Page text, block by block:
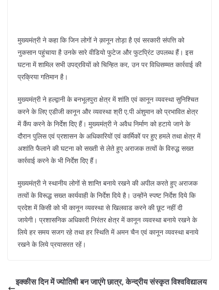
मुख्यमंत्री ने कहा कि जिन लोगों ने क़ानून तोड़ा है एवं सरकारी संपत्ति को
नुकसान पहुंचाया है उनके सारे वीडियो फुटेज और फुटप्रिंट उपलब्ध हैं। इस
घटना में शामिल सभी उपद्रवियों को चिन्हित कर, उन पर विधिसम्मत कार्रवाई की
प्रक्रिया गतिमान है।
मुख्यमंत्री ने हल्द्वानी के बनभूलपुरा क्षेत्र में शांति एवं कानून व्यवस्था सुनिश्चित
करने के लिए एडीजी कानून और व्यवस्था श्री ए.पी अंशुमान को प्रभावित क्षेत्र
में कैंप करने के निर्देश दिए हैं। मुख्यमंत्री ने अवैध निर्माण को हटाये जाने के
दौरान पुलिस एवं प्रशासन के अधिकारियों एवं कार्मिकों पर हुए हमले तथा क्षेत्र में
अशांति फैलाने की घटना को सख्ती से लेते हुए अराजक तत्वों के विरुद्ध सख्त
कार्रवाई करने के भी निर्देश दिए हैं।
मुख्यमंत्री ने स्थानीय लोगों से शान्ति बनाये रखने की अपील करते हुए अराजक
तत्वों के विरूद्ध सख्त कार्यवाही के निर्देश दिये है। उन्होंने स्पष्ट निर्देश दिये कि
प्रदेश में किसी को भी कानून व्यवस्था से खिलवाड करने की छूट नहीं दी
जायेगी। प्रशासनिक अधिकारी निरंतर क्षेत्र में कानून व्यवस्था बनाये रखने के
लिये हर समय सजग रहे तथा हर स्थिति में अमन चैन एवं कानून व्यवस्था बनाये
रखने के लिये प्रयासरत रहें।
इक्कीस दिन में ज्योतिषी बन जाएंगे छात्र, केन्द्रीय संस्कृत विश्वविद्यालय